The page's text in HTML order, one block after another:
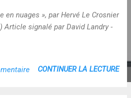
en nuages », par Hervé Le Crosnier
Article signalé par David Landry -
CONTINUER LA LECTURE